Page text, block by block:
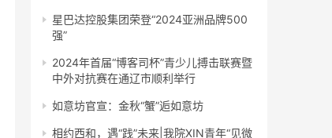
星巴达控股集团荣登“2024亚洲品牌500
强”
2024年首届“博客司杯”青少儿搏击联赛暨
中外对抗赛在通辽市顺利举行
如意坊官宣：金秋“蟹”逅如意坊
相约西和，遇“践”未来|我院XIN青年“见微